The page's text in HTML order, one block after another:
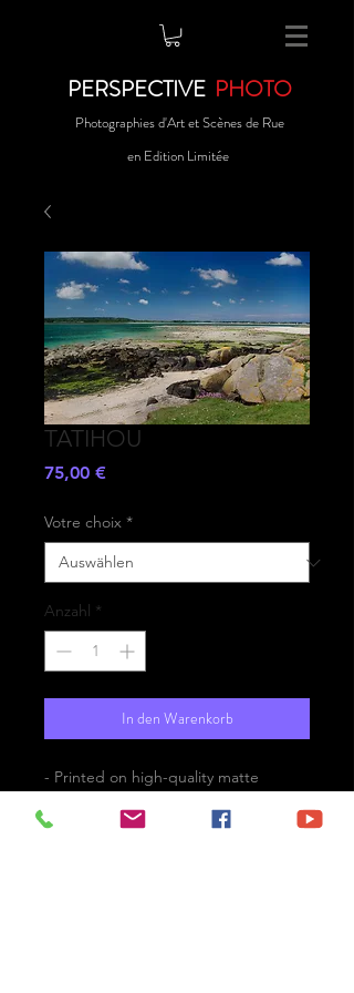
PERSPECTIVE PHOTO
Photographies d'Art et Scènes de Rue
Edition Limitée
TATIHOU
75,00 €Preis
Votre choix *
Anzahl *
In den Warenkorb
- Printed on high-quality matte
- Option : printed on